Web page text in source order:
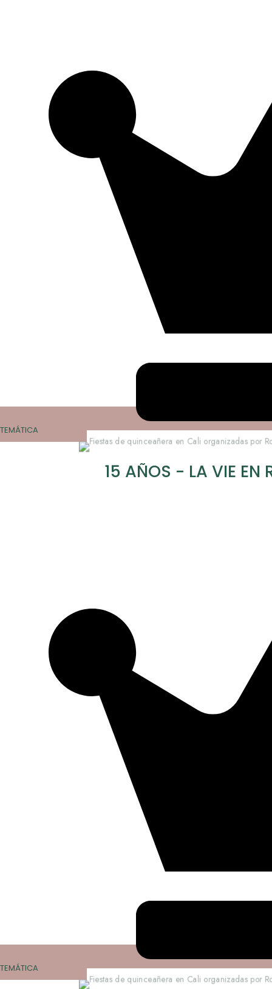
TEMÁTICA
15 AÑOS - LA VIE EN
TEMÁTICA